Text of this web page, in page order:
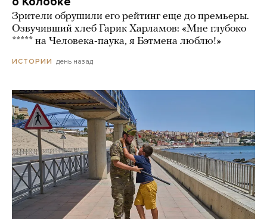
Зрители обрушили его рейтинг еще до премьеры.
Озвучивший хлеб Гарик Харламов: «Мне глубоко
***** на Человека-паука, я Бэтмена люблю!»
ИСТОРИИ день назад